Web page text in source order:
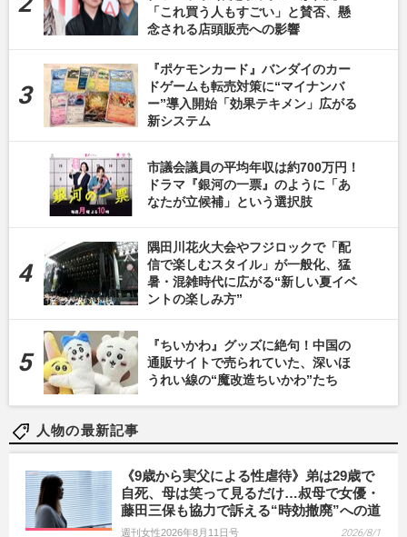
「これ買う人もすごい」と賛否、懸
念される店頭販売への影響
『ポケモンカード』バンダイのカー
ドゲームも転売対策に“マイナンバ
ー”導入開始「効果テキメン」広がる
新システム
市議会議員の平均年収は約700万円！
ドラマ『銀河の一票』のように「あ
なたが立候補」という選択肢
隅田川花火大会やフジロックで「配
信で楽しむスタイル」が一般化、猛
暑・混雑時代に広がる“新しい夏イベ
ントの楽しみ方”
『ちいかわ』グッズに絶句！中国の
通販サイトで売られていた、深いほ
うれい線の“魔改造ちいかわ”たち
人物の最新記事
《9歳から実父による性虐待》弟は29歳で
自死、母は笑って見るだけ…叔母で女優・
藤田三保も協力で訴える“時効撤廃”への道
週刊女性2026年8月11日号 2026/8/1